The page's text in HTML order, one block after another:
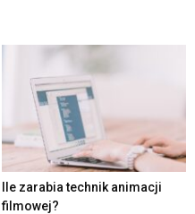
Ile zarabia technik animacji
filmowej?